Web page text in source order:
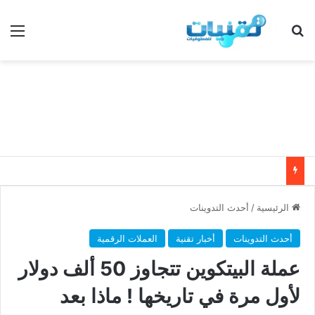
بحث عن
الرئيسية / أحدث التدوينات
أحدث التدوينات أخبار تقنية العملات الرقمية
عملة البيتكوين تتجاوز 50 ألف دولار
لأول مرة في تاريخها ! ماذا بعد